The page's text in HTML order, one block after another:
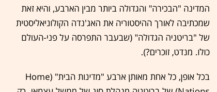
המדינה "הבכירה" והגדולה ביותר מבין הארבע, והיא זאת
שמכתיבה לאורך ההיסטוריה את האג'נדה הקולוניאליסטית
של "בריטניה הגדולה" (שבעבר התפרסה על פני-העולם
כולו. מנדט, זוכרים?).
בכל אופן, כל אחת מאותן ארבע "מדינות הבית" (Home